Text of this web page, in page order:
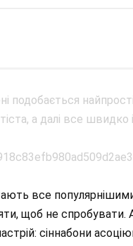
все
щоб не спробувати.
сіннабони